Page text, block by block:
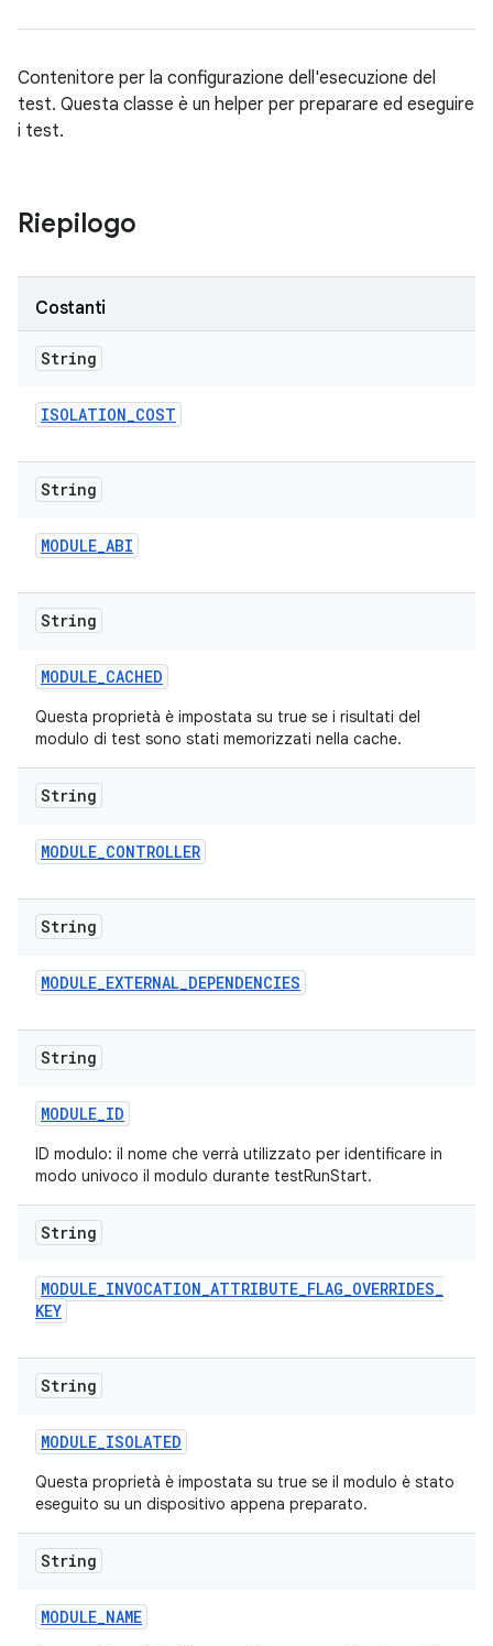
Contenitore per la configurazione dell'esecuzione del
test. Questa classe è un helper per preparare ed eseguire
i test.
Riepilogo
Costanti
String
ISOLATION_COST
String
MODULE_ABI
String
MODULE_CACHED
Questa proprietà è impostata su true se i risultati del
modulo di test sono stati memorizzati nella cache.
String
MODULE_CONTROLLER
String
MODULE_EXTERNAL_DEPENDENCIES
String
MODULE_ID
ID modulo: il nome che verrà utilizzato per identificare in
modo univoco il modulo durante testRunStart.
String
MODULE_INVOCATION_ATTRIBUTE_FLAG_OVERRIDES_
KEY
String
MODULE_ISOLATED
Questa proprietà è impostata su true se il modulo è stato
eseguito su un dispositivo appena preparato.
String
MODULE_NAME